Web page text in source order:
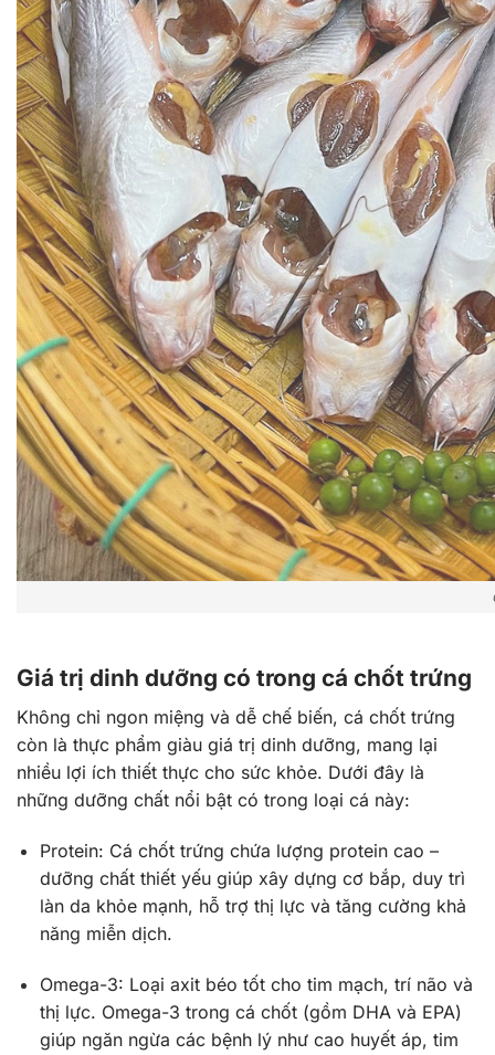
Giá trị dinh dưỡng có trong cá chốt trứng
Không chỉ ngon miệng và dễ chế biến, cá chốt trứng
còn là thực phẩm giàu giá trị dinh dưỡng, mang lại
nhiều lợi ích thiết thực cho sức khỏe. Dưới đây là
những dưỡng chất nổi bật có trong loại cá này:
Protein: Cá chốt trứng chứa lượng protein cao –
dưỡng chất thiết yếu giúp xây dựng cơ bắp, duy trì
làn da khỏe mạnh, hỗ trợ thị lực và tăng cường khả
năng miễn dịch.
Omega-3: Loại axit béo tốt cho tim mạch, trí não và
thị lực. Omega-3 trong cá chốt (gồm DHA và EPA)
giúp ngăn ngừa các bệnh lý như cao huyết áp, tim